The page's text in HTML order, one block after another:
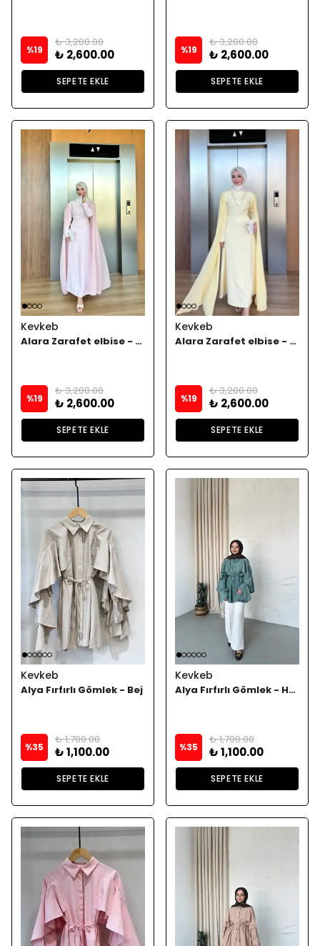
%19
₺ 3,200.00
₺ 2,600.00
SEPETE EKLE
%19
₺ 3,200.00
₺ 2,600.00
SEPETE EKLE
Kevkeb
Alara Zarafet elbise - Pembe
%19
₺ 3,200.00
₺ 2,600.00
SEPETE EKLE
Kevkeb
Alara Zarafet elbise - Sarııı
%19
₺ 3,200.00
₺ 2,600.00
SEPETE EKLE
Kevkeb
Alya Fırfırlı Gömlek - Bej
%35
₺ 1,700.00
₺ 1,100.00
SEPETE EKLE
Kevkeb
Alya Fırfırlı Gömlek - Haki
%35
₺ 1,700.00
₺ 1,100.00
SEPETE EKLE